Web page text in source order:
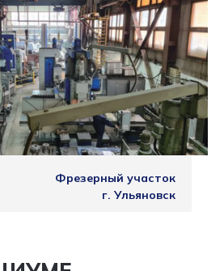
Фрезерный участок
г. Ульяновск